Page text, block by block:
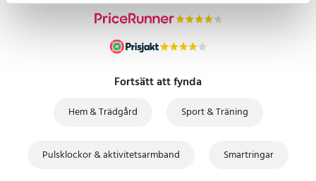
Fortsätt att fynda
Hem & Trädgård Sport & Träning
Pulsklockor & aktivitetsarmband Smartringar